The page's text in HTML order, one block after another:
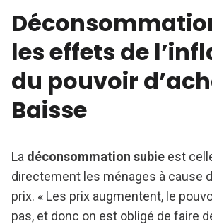
les effets de
du pouvoir
Baisse
La déconsommation subie est
directement les ménages à cause
prix. « Les prix augmentent, le
pas, et donc on est obligé de faire